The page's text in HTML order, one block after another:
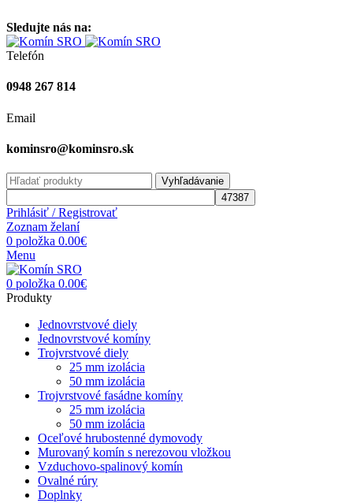
Sledujte nás na:
Telefón
0948 267 814
Email
kominsro@kominsro.sk
Vyhľadávanie
Prihlásiť / Registrovať
Zoznam želaní
0 položka 0.00€
Menu
0 položka 0.00€
Produkty
Jednovrstvové diely
Jednovrstvové komíny
Trojvrstvové diely
25 mm izolácia
50 mm izolácia
Trojvrstvové fasádne komíny
25 mm izolácia
50 mm izolácia
Oceľové hrubostenné dymovody
Murovaný komín s nerezovou vložkou
Vzduchovo-spalinový komín
Ovalné rúry
Doplnky